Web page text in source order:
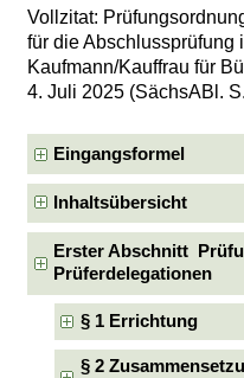
Vollzitat:
für die Abschlussprüfung
Kaufmann/Kauffrau für
4. Juli 2025 (SächsABl.
Eingangsformel
Inhaltsübersicht
Erster Abschnitt
Prüferdelegationen
§ 1 Errichtung
§ 2